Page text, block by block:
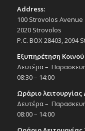
Address:
100 Strovolos Avenue
2020 Strovolos
P.C. BOX 28403, 2094
Εξυπηρέτηση
Δευτέρα –
08:30 – 14:00
Ωράριο
Δευτέρα –
08:00 – 14:00